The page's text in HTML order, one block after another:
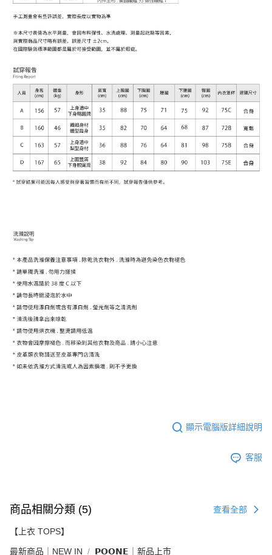
顯示電腦版詳細說明
客服
商品相關分類 (5) 查看全部
【上衣 TOPS】
最新商品｜NEW IN 𝗣𝗢𝗢𝗡𝗘｜新品上市